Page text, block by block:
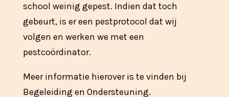
school weinig gepest. Indien dat toch
gebeurt, is er een pestprotocol dat wij
volgen en werken we met een
pestcoördinator.
Meer informatie hierover is te vinden bij
Begeleiding en Ondersteuning.